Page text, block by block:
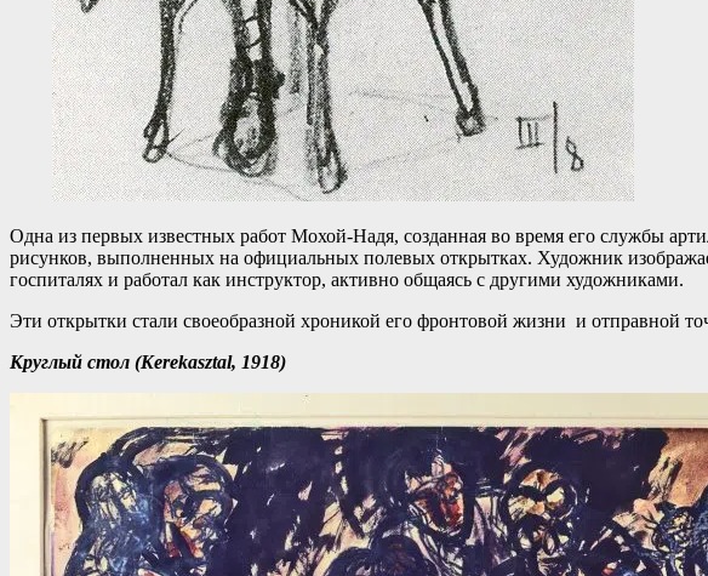
Одна из первых известных работ Мохой-Надя, созданная во время его службы
рисунков, выполненных на официальных полевых открытках. Художник
госпиталях и работал как инструктор, активно общаясь с другими художниками.
Эти открытки стали своеобразной хроникой его фронтовой жизни и отправной
Круглый стол (Kerekasztal, 1918)